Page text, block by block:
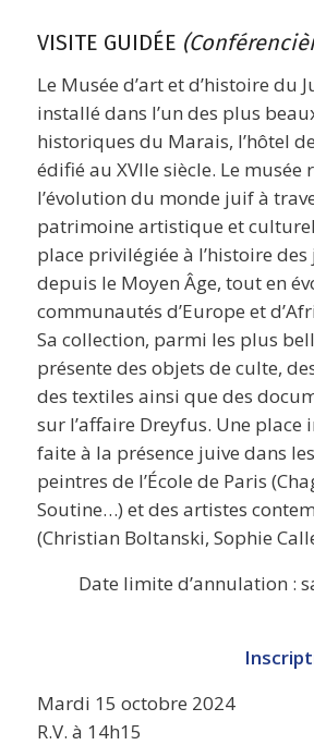
VISITE GUIDÉE
Le Musée d’art et d’histoire du
installé dans l’un des plus
historiques du Marais, l’hôtel
édifié au XVIIe siècle. Le musée
l’évolution du monde juif à
patrimoine artistique et
place privilégiée à l’histoire des
depuis le Moyen Âge, tout en
communautés d’Europe et
Sa collection, parmi les plus
présente des objets de culte,
des textiles ainsi que des
sur l’affaire Dreyfus. Une place
faite à la présence juive dans
peintres de l’École de Paris
Soutine…) et des artistes
(Christian Boltanski, Sophie
Date limite d’annulation :
Mardi 15 octobre 2024
R.V. à 14h15